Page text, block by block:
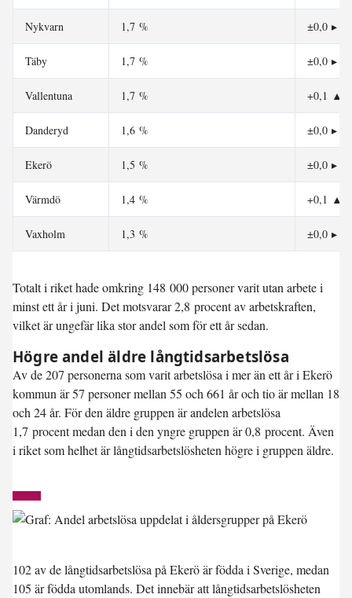
Nykvarn 1,7 % ±0,0 ▸
Täby 1,7 % ±0,0 ▸
Vallentuna 1,7 % +0,1 ▲
Danderyd 1,6 % ±0,0 ▸
Ekerö 1,5 % ±0,0 ▸
Värmdö 1,4 % +0,1 ▲
Vaxholm 1,3 % ±0,0 ▸
Totalt i riket hade omkring 148 000 personer varit utan arbete i
minst ett år i juni. Det motsvarar 2,8 procent av arbetskraften,
vilket är ungefär lika stor andel som för ett år sedan.
Högre andel äldre långtidsarbetslösa
Av de 207 personerna som varit arbetslösa i mer än ett år i Ekerö
kommun är 57 personer mellan 55 och 661 år och tio är mellan 18
och 24 år. För den äldre gruppen är andelen arbetslösa
1,7 procent medan den i den yngre gruppen är 0,8 procent. Även
i riket som helhet är långtidsarbetslösheten högre i gruppen äldre.
102 av de långtidsarbetslösa på Ekerö är födda i Sverige, medan
105 är födda utomlands. Det innebär att långtidsarbetslösheten